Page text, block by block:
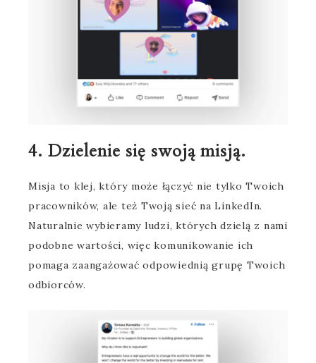
4. Dzielenie się swoją misją.
Misja to klej, który może łączyć nie tylko Twoich
pracowników, ale też Twoją sieć na LinkedIn.
Naturalnie wybieramy ludzi, których dzielą z nami
podobne wartości, więc komunikowanie ich
pomaga zaangażować odpowiednią grupę Twoich
odbiorców.